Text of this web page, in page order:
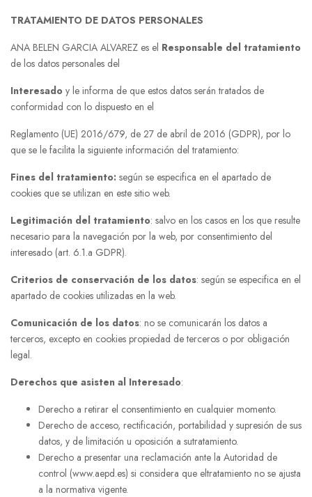
TRATAMIENTO DE DATOS PERSONALES
ANA BELEN GARCIA ALVAREZ es el Responsable del tratamiento
de los datos personales del
Interesado y le informa de que estos datos serán tratados de
conformidad con lo dispuesto en el
Reglamento (UE) 2016/679, de 27 de abril de 2016 (GDPR), por lo
que se le facilita la siguiente información del tratamiento:
Fines del tratamiento: según se especifica en el apartado de
cookies que se utilizan en este sitio web.
Legitimación del tratamiento: salvo en los casos en los que resulte
necesario para la navegación por la web, por consentimiento del
interesado (art. 6.1.a GDPR).
Criterios de conservación de los datos: según se especifica en el
apartado de cookies utilizadas en la web.
Comunicación de los datos: no se comunicarán los datos a
terceros, excepto en cookies propiedad de terceros o por obligación
legal.
Derechos que asisten al Interesado:
Derecho a retirar el consentimiento en cualquier momento.
Derecho de acceso, rectificación, portabilidad y supresión de sus
datos, y de limitación u oposición a sutratamiento.
Derecho a presentar una reclamación ante la Autoridad de
control (www.aepd.es) si considera que eltratamiento no se ajusta
a la normativa vigente.